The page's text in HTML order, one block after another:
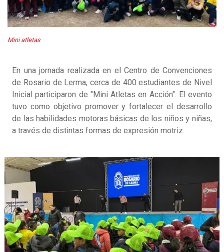
Mini atletas
En una jornada realizada en el Centro de Convenciones
de Rosario de Lerma, cerca de 400 estudiantes de Nivel
Inicial participaron de "Mini Atletas en Acción". El evento
tuvo como objetivo promover y fortalecer el desarrollo
de las habilidades motoras básicas de los niños y niñas,
a través de distintas formas de expresión motriz.